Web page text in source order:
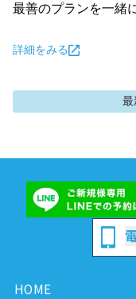
最善のプランを一緒
詳細をみる
最
HOME